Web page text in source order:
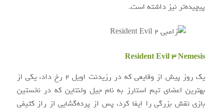
پیچیده‌تر نیز داشته است.
Resident Evil 3 Nemesis
یک روز پیش از وقایعی که در رزیدنت اویل ۲ رخ داد، یکی از
بهترین اعضای تیم استارز به نام جیل ولنتاین که در نخستین
بازی نقش بزرگی را ایفا کرد، پس از پرده‌گشایی از راز کثیفی